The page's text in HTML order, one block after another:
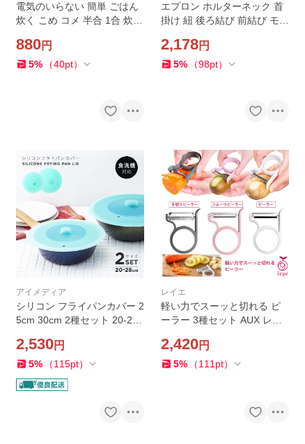
電気のいらない 簡単 ごはん
炊く こめ コメ 半合 1合 炊け
キャンプ用品 アウトドア キ
ャンプ初心者
880円
5% （40pt）
エプロン ホルターネック 首
掛け 紐 後ろ結び 前結び モリ
人 おしゃれ カフェエプロン
胸当てエプロン
2,178円
5% （98pt）
アイメディア
シリコン フライパンカバー 2
5cm 30cm 2種セット 20-28c
鍋ふた 鍋蓋 軽量 電子レンジ
対応 食洗機対応 フライパン
2,530円
5% （115pt）
レイエ
軽い力でスーッと切れる ピ
ーラー 3種セット AUX レイ
り付 ステンレス じゃがいも
野菜 フルーツ 千切り 根菜 下
2,420円
5% （111 pt）